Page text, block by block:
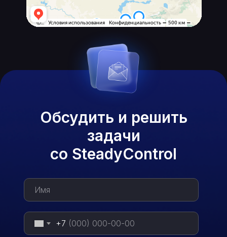
+7
Обсудить и решить
задачи
со SteadyControl